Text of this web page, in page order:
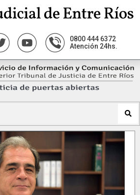
0800 444 6372
Atención 24hs.